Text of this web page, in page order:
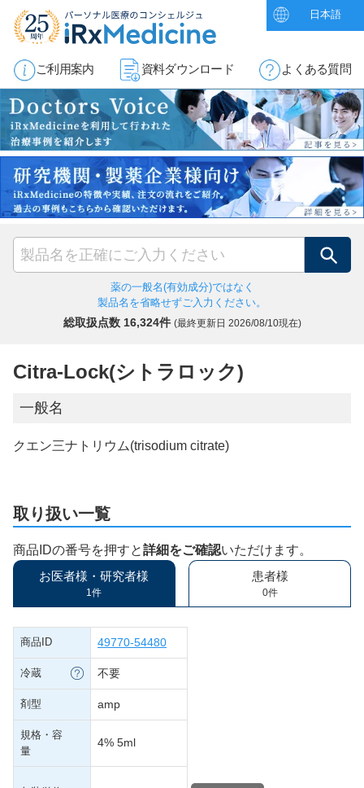
日本語
ご利用案内 資料ダウンロード よくある質問
検索
薬の一般名(有効成分)ではなく
製品名を省略せずご入力ください。
総取扱点数 16,324件 (最終更新日 2026/08/10現在)
Citra-Lock(シトラロック)
一般名
クエン三ナトリウム(trisodium citrate)
取り扱い一覧
商品IDの番号を押すと詳細をご確認いただけます。
お医者様・研究者様
1件
患者様
0件
商品ID 49770-54480
冷蔵 不要
剤型 amp
規格・容
量
4% 5ml